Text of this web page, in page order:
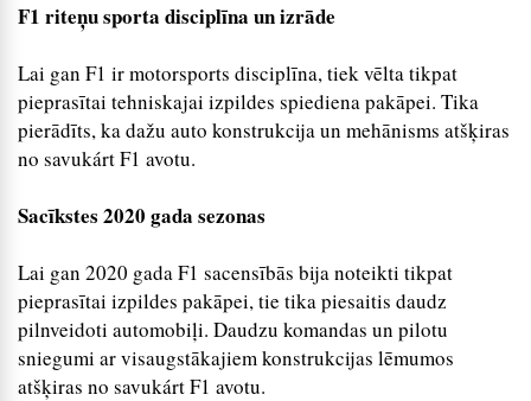
F1 riteņu sporta disciplīna un izrāde
Lai gan F1 ir motorsports disciplīna, tiek vēlta tikpat
pieprasītai tehniskajai izpildes spiediena pakāpei. Tika
pierādīts, ka dažu auto konstrukcija un mehānisms atšķiras
no savukárt F1 avotu.
Sacīkstes 2020 gada sezonas
Lai gan 2020 gada F1 sacensībās bija noteikti tikpat
pieprasītai izpildes pakāpei, tie tika piesaitis daudz
pilnveidoti automobiļi. Daudzu komandas un pilotu
sniegumi ar visaugstākajiem konstrukcijas lēmumos
atšķiras no savukárt F1 avotu.